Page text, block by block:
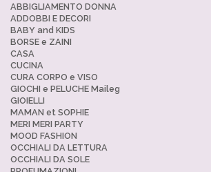
ABBIGLIAMENTO DONNA
ADDOBBI E DECORI
BABY and KIDS
BORSE e ZAINI
CASA
CUCINA
CURA CORPO e VISO
GIOCHI e PELUCHE Maileg
GIOIELLI
MAMAN et SOPHIE
MERI MERI PARTY
MOOD FASHION
OCCHIALI DA LETTURA
OCCHIALI DA SOLE